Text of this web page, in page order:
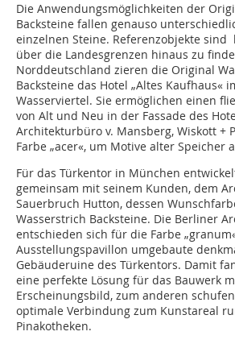
Die Anwendungsmöglichkeiten der
Backsteine fallen genauso
einzelnen Steine. Referenzobjekte
über die Landesgrenzen hinaus zu
Norddeutschland zieren die Original
Backsteine das Hotel „Altes Kaufhaus«
Wasserviertel. Sie ermöglichen einen
von Alt und Neu in der Fassade des
Architekturbüro v. Mansberg, Wiskott +
Farbe „acer«, um Motive alter Speicher
Für das Türkentor in München
gemeinsam mit seinem Kunden, dem
Sauerbruch Hutton, dessen
Wasserstrich Backsteine. Die Berliner
entschieden sich für die Farbe
Ausstellungspavillon umgebaute
Gebäuderuine des Türkentors. Damit
eine perfekte Lösung für das Bauwerk
Erscheinungsbild, zum anderen
optimale Verbindung zum Kunstareal
Pinakotheken.